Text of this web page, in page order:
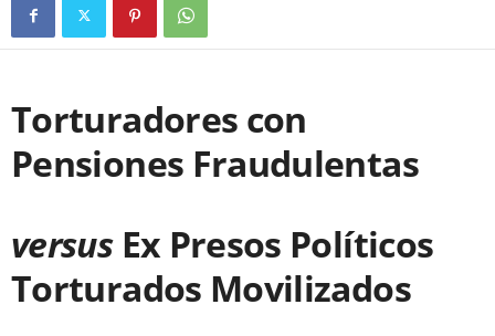
Torturadores con
Pensiones Fraudulentas
versus Ex Presos Políticos
Torturados Movilizados